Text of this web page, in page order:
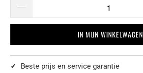
IN MIJN WINKELWAGEN
✓ Beste prijs en service garantie